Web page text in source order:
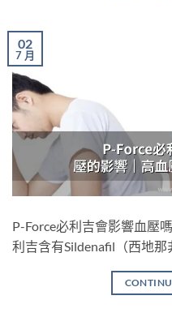
02
7 月
P-Force必利吉會影響血壓
利吉含有Sildenafil（西地